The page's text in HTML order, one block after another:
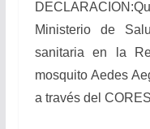
Ministerio de
sanitaria en la
mosquito Aedes
a través del